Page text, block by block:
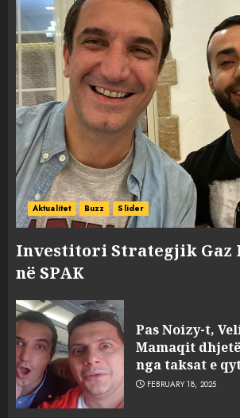
Aktualitet Buzz Slider
Investitori Strategjik Gaz
në SPAK
Pas Noizy-t,
Mamaqit
nga taksat e
FEBRUARY 18, 2025